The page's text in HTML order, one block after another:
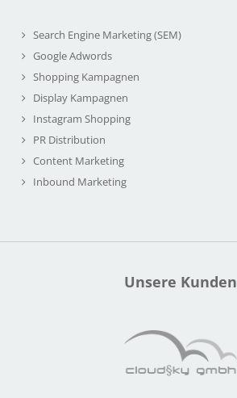
Search Engine Marketing (SEM)
Google Adwords
Shopping Kampagnen
Display Kampagnen
Instagram Shopping
PR Distribution
Content Marketing
Inbound Marketing
Unsere Kunden